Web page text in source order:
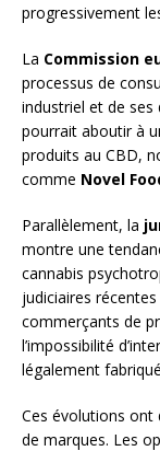
progressivement
La Commission
processus de
industriel et de ses
pourrait aboutir à
produits au CBD,
comme Novel
Parallèlement, la
montre une
cannabis
judiciaires
commerçants de
l’impossibilité
légalement
Ces évolutions ont
de marques. Les